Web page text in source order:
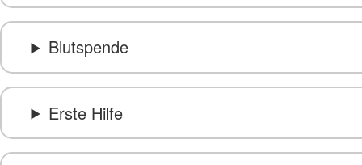
Blutspende
Erste Hilfe